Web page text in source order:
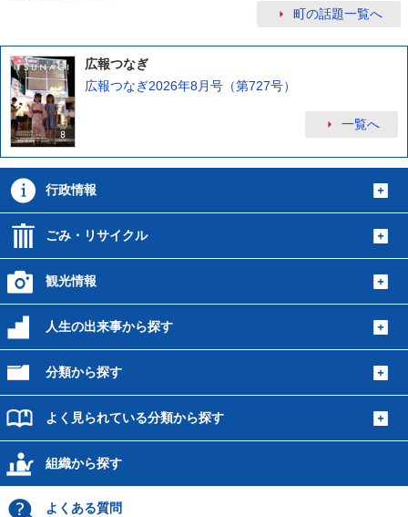
町の話題一覧へ
広報つなぎ
広報つなぎ2026年8月号（第727号）
一覧へ
行政情報
ごみ・リサイクル
観光情報
人生の出来事から探す
分類から探す
よく見られている分類から探す
組織から探す
よくある質問